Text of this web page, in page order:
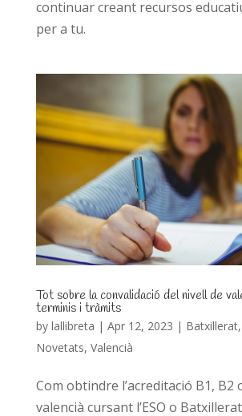
continuar creant recursos
per a tu.
Tot sobre la convalidació del nivell de
terminis i tràmits
by lallibreta | Apr 12, 2023 | Batxillerat,
Novetats, Valencià
Com obtindre l’acreditació B1, B2
valencià cursant l’ESO o